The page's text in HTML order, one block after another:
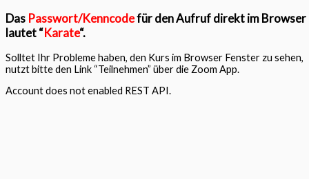
Das Passwort/Kenncodefür den Aufruf direkt im Browser
lautet “Karate“.
Solltet Ihr Probleme haben, den Kurs im Browser Fenster zu sehen,
nutzt bitte den Link “Teilnehmen” über die Zoom App.
Account does not enabled REST API.